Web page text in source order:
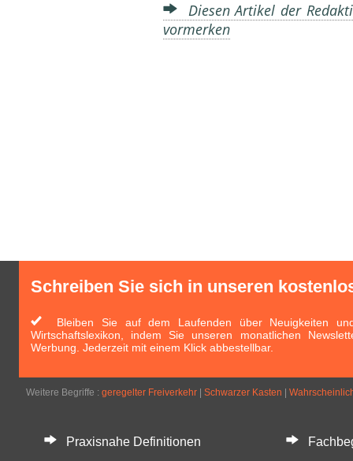
Diesen Artikel der
vormerken
Schreiben Sie sich in unseren
Bleiben Sie auf dem Laufenden über Neuigkeiten
Wirtschaftslexikon, indem Sie unseren monatlichen
Werbung. Jederzeit mit einem Klick abbestellbar.
Weitere Begriffe : geregelter Freiverkehr Schwarzer Kasten
Praxisnahe Definitionen